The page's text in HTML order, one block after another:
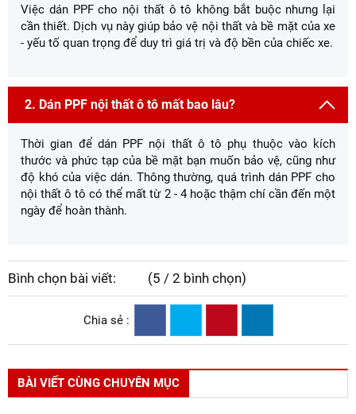
Việc dán PPF cho nội thất ô tô không bắt buộc nhưng lại
cần thiết. Dịch vụ này giúp bảo vệ nội thất và bề mặt của xe
- yếu tố quan trọng để duy trì giá trị và độ bền của chiếc xe.
2. Dán PPF nội thất ô tô mất bao lâu?
Thời gian để dán PPF nội thất ô tô phụ thuộc vào kích
thước và phức tạp của bề mặt bạn muốn bảo vệ, cũng như
độ khó của việc dán. Thông thường, quá trình dán PPF cho
nội thất ô tô có thể mất từ 2 - 4 hoặc thậm chí cần đến một
ngày để hoàn thành.
Bình chọn bài viết: (5 / 2 bình chọn)
Chia sẻ :
BÀI VIẾT CÙNG CHUYÊN MỤC